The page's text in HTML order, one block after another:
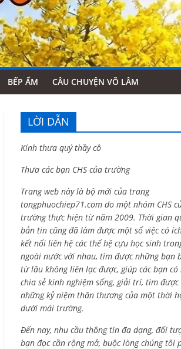
BẾP ẤM CÂU CHUYỆN VÕ LÂM
LỜI DẪN
Kính thưa quý thầy cô
Thưa các bạn CHS của trường
Trang web này là bộ mới của trang
tongphuochiep71.com do một nhóm CHS
trường thực hiện từ năm 2009. Thời gian
bản tin cũng đã làm được một số việc có
kết nối liên hệ các thế hệ cựu học sinh
ngoài nước với nhau, tìm được những bạn
từ lâu không liên lạc được, giúp các bạn có
chia sẻ kinh nghiệm sống, giải trí, tìm được
những kỷ niệm thân thương của một thời
dưới mái trường.
Đến nay, nhu cầu thông tin đa dạng, đối
bạn đọc cần rộng mở, buộc lòng chúng tôi